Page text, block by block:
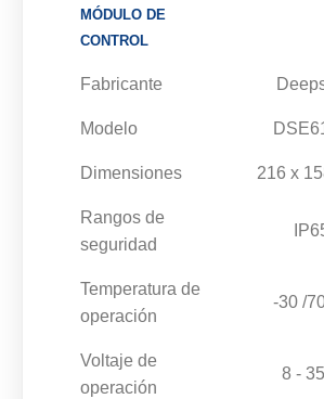
MÓDULO DE
CONTROL
Fabricante
Modelo
Dimensiones 216 x
Rangos de
seguridad
Temperatura de
operación
-30 /
Voltaje de
operación
8 -